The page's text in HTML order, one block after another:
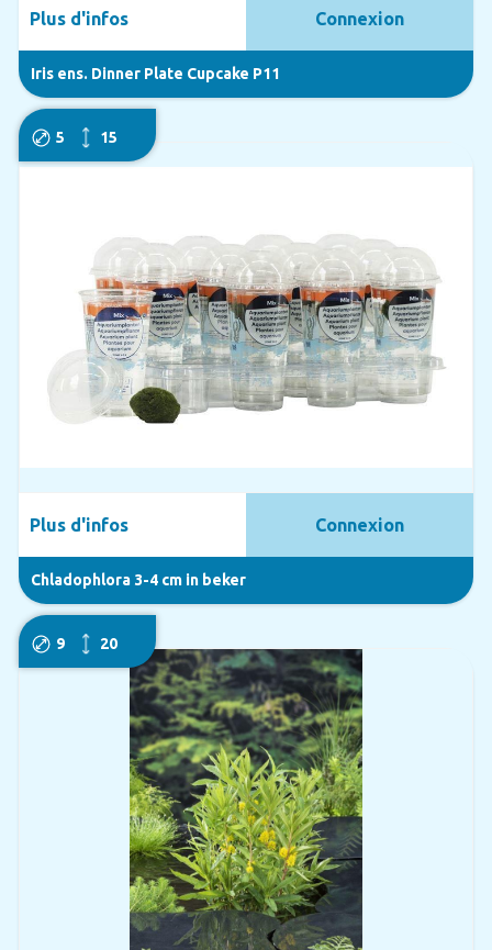
Iris ens. Dinner Plate Cupcake P11
Plus d'infos Connexion
5 15
Chladophlora 3-4 cm in beker
Plus d'infos Connexion
9 20